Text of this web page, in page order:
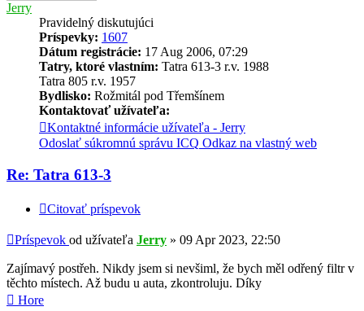
Jerry
Pravidelný diskutujúci
Príspevky: 1607
Dátum registrácie: 17 Aug 2006, 07:29
Tatry, ktoré vlastním: Tatra 613-3 r.v. 1988
Tatra 805 r.v. 1957
Bydlisko: Rožmitál pod Třemšínem
Kontaktovať užívateľa:
Kontaktné informácie užívateľa - Jerry
Odoslať súkromnú správu ICQ Odkaz na vlastný web
Re: Tatra 613-3
Citovať príspevok
Príspevok od užívateľa Jerry » 09 Apr 2023, 22:50
Zajímavý postřeh. Nikdy jsem si nevšiml, že bych měl odřený filtr v
těchto místech. Až budu u auta, zkontroluju. Díky
Hore